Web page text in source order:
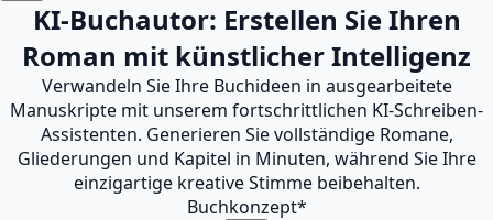
KI-Buchautor: Erstellen Sie Ihren
Roman mit künstlicher Intelligenz
Verwandeln Sie Ihre Buchideen in ausgearbeitete
Manuskripte mit unserem fortschrittlichen KI-Schreiben-
Assistenten. Generieren Sie vollständige Romane,
Gliederungen und Kapitel in Minuten, während Sie Ihre
einzigartige kreative Stimme beibehalten.
Buchkonzept*